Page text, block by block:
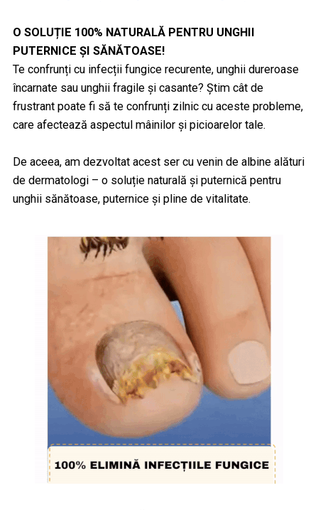
O SOLUȚIE 100% NATURALĂ PENTRU UNGHII
PUTERNICE ȘI SĂNĂTOASE!
Te confrunți cu infecții fungice recurente, unghii dureroase
încarnate sau unghii fragile și casante? Știm cât de
frustrant poate fi să te confrunți zilnic cu aceste probleme,
care afectează aspectul mâinilor și picioarelor tale.
De aceea, am dezvoltat acest ser cu venin de albine alături
de dermatologi – o soluție naturală și puternică pentru
unghii sănătoase, puternice și pline de vitalitate.